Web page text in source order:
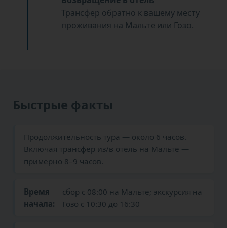
Трансфер обратно к вашему месту
проживания на Мальте или Гозо.
Быстрые факты
Продолжительность тура — около 6 часов.
Включая трансфер из/в отель на Мальте —
примерно 8–9 часов.
Время
начала:
сбор с 08:00 на Мальте; экскурсия на
Гозо с 10:30 до 16:30